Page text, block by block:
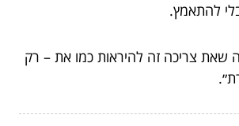
להתאמץ.
שאת צריכה זה להיראות כמו את – רק